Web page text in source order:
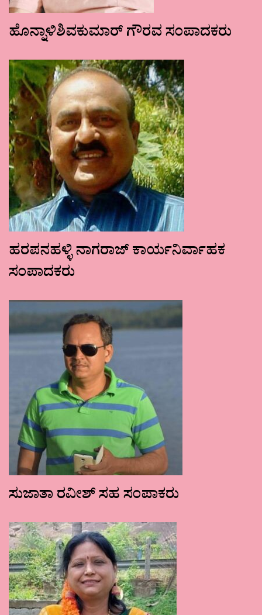
ಹೊನ್ನಾಳಿಶಿವಕುಮಾರ್ ಗೌರವ ಸಂಪಾದಕರು
ಹರಪನಹಳ್ಳಿ ನಾಗರಾಜ್ ಕಾರ್ಯನಿರ್ವಾಹಕ
ಸಂಪಾದಕರು
ಸುಜಾತಾ ರವೀಶ್ ಸಹ ಸಂಪಾಕರು